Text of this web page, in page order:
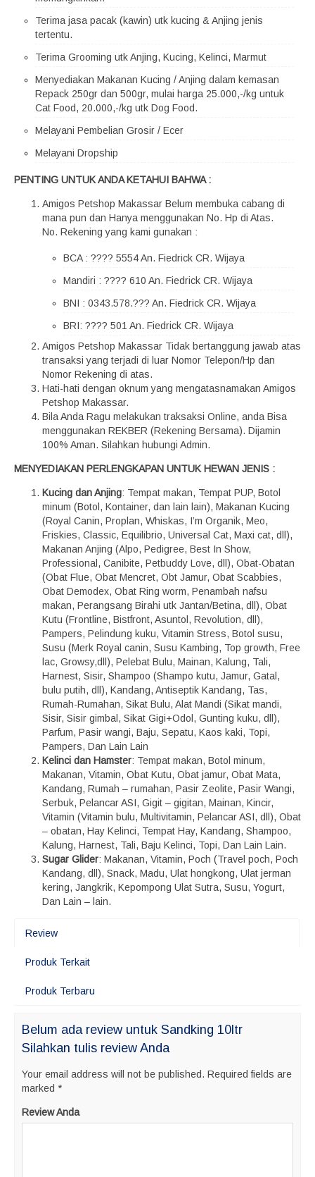
Terima jasa pacak (kawin) utk kucing & Anjing jenis
tertentu.
Terima Grooming utk Anjing, Kucing, Kelinci, Marmut
Menyediakan Makanan Kucing / Anjing dalam kemasan
Repack 250gr dan 500gr, mulai harga 25.000,-/kg untuk
Cat Food, 20.000,-/kg utk Dog Food.
Melayani Pembelian Grosir / Ecer
Melayani Dropship
PENTING UNTUK ANDA KETAHUI BAHWA :
Amigos Petshop Makassar Belum membuka cabang di
mana pun dan Hanya menggunakan No. Hp di Atas.
No. Rekening yang kami gunakan :
BCA : ???? 5554 An. Fiedrick CR. Wijaya
Mandiri : ???? 610 An. Fiedrick CR. Wijaya
BNI : 0343.578.??? An. Fiedrick CR. Wijaya
BRI: ???? 501 An. Fiedrick CR. Wijaya
Amigos Petshop Makassar Tidak bertanggung jawab atas
transaksi yang terjadi di luar Nomor Telepon/Hp dan
Nomor Rekening di atas.
Hati-hati dengan oknum yang mengatasnamakan Amigos
Petshop Makassar.
Bila Anda Ragu melakukan traksaksi Online, anda Bisa
menggunakan REKBER (Rekening Bersama). Dijamin
100% Aman. Silahkan hubungi Admin.
MENYEDIAKAN PERLENGKAPAN UNTUK HEWAN JENIS :
Kucing dan Anjing: Tempat makan, Tempat PUP, Botol
minum (Botol, Kontainer, dan lain lain), Makanan Kucing
(Royal Canin, Proplan, Whiskas, I’m Organik, Meo,
Friskies, Classic, Equilibrio, Universal Cat, Maxi cat, dll),
Makanan Anjing (Alpo, Pedigree, Best In Show,
Professional, Canibite, Petbuddy Love, dll), Obat-Obatan
(Obat Flue, Obat Mencret, Obt Jamur, Obat Scabbies,
Obat Demodex, Obat Ring worm, Penambah nafsu
makan, Perangsang Birahi utk Jantan/Betina, dll), Obat
Kutu (Frontline, Bistfront, Asuntol, Revolution, dll),
Pampers, Pelindung kuku, Vitamin Stress, Botol susu,
Susu (Merk Royal canin, Susu Kambing, Top growth, Free
lac, Growsy,dll), Pelebat Bulu, Mainan, Kalung, Tali,
Harnest, Sisir, Shampoo (Shampo kutu, Jamur, Gatal,
bulu putih, dll), Kandang, Antiseptik Kandang, Tas,
Rumah-Rumahan, Sikat Bulu, Alat Mandi (Sikat mandi,
Sisir, Sisir gimbal, Sikat Gigi+Odol, Gunting kuku, dll),
Parfum, Pasir wangi, Baju, Sepatu, Kaos kaki, Topi,
Pampers, Dan Lain Lain
Kelinci dan Hamster: Tempat makan, Botol minum,
Makanan, Vitamin, Obat Kutu, Obat jamur, Obat Mata,
Kandang, Rumah – rumahan, Pasir Zeolite, Pasir Wangi,
Serbuk, Pelancar ASI, Gigit – gigitan, Mainan, Kincir,
Vitamin (Vitamin bulu, Multivitamin, Pelancar ASI, dll), Obat
– obatan, Hay Kelinci, Tempat Hay, Kandang, Shampoo,
Kalung, Harnest, Tali, Baju Kelinci, Topi, Dan Lain Lain.
Sugar Glider: Makanan, Vitamin, Poch (Travel poch, Poch
Kandang, dll), Snack, Madu, Ulat hongkong, Ulat jerman
kering, Jangkrik, Kepompong Ulat Sutra, Susu, Yogurt,
Dan Lain – lain.
Review
Produk Terkait
Produk Terbaru
Belum ada review untuk Sandking 10ltr
Silahkan tulis review Anda
Your email address will not be published. Required fields are
marked *
Review Anda